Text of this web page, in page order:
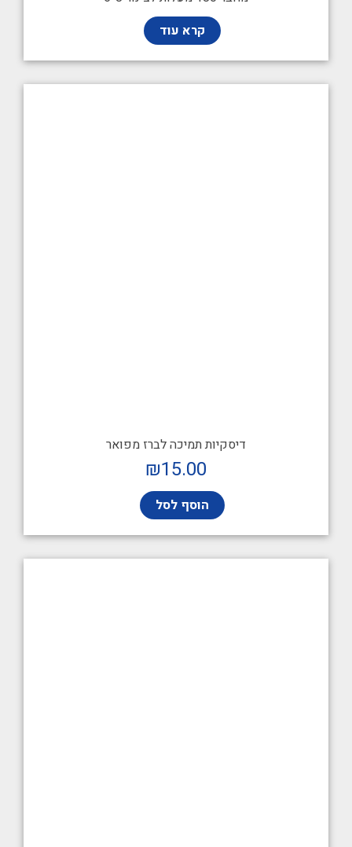
קרא עוד
דיסקיות תמיכה לברז מפואר
₪15.00
הוסף לסל